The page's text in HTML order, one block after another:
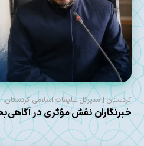
کردستان | مدیرکل تبلیغات اسلامی کردستان:
خبرنگاران نقش مؤثری در